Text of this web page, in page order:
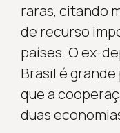
raras, citando
de recurso
países. O ex-
Brasil é
que a
duas